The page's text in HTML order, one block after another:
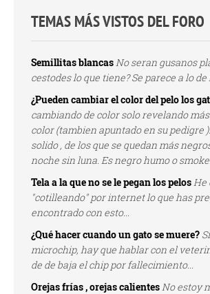
TEMAS MÁS VISTOS DEL FORO
Semillitas blancas No seran gusanos
cestodes lo que tiene? Se parece a lo de
¿Pueden cambiar el color del pelo los
cambiando de color solo revelando
color (tambien apuntado en su pedigre
solido , de los que se quedan más
noche sin luna. Es negro humo o smoke...
Tela a la que no se le pegan los pelos He
"cotilleando" por internet lo que has
encontrado con esto...
¿Qué hacer cuando un gato se muere?
microchip, hay que hablar con el
de de baja el chip por fallecimiento...
Orejas frías , orejas calientes No estoy